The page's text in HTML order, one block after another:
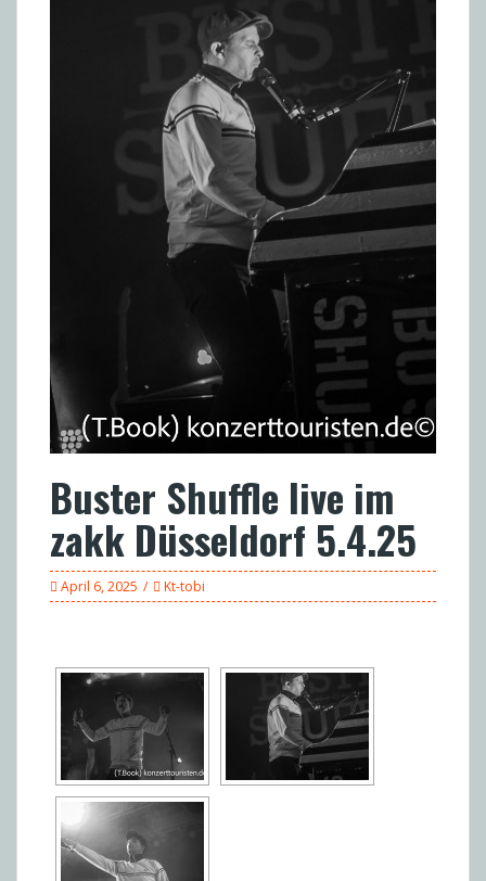
Buster Shuffle live im
zakk Düsseldorf 5.4.25
April 6, 2025 Kt-tobi